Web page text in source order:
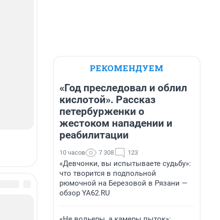
РЕКОМЕНДУЕМ
«Год преследовал и облил
кислотой». Рассказ
петербурженки о
жестоком нападении и
реабилитации
10 часов 7 308 123
«Девчонки, вы испытываете судьбу»:
что творится в подпольной
рюмочной на Березовой в Рязани —
обзор YA62.RU